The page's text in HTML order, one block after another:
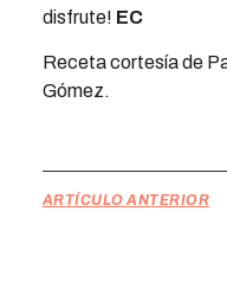
disfrute! EC
Receta cortesía de
Gómez.
ARTÍCULO ANTERIOR